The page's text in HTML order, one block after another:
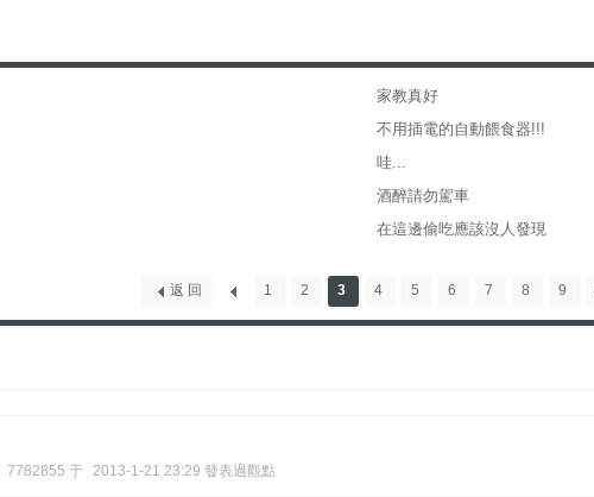
家教真好
不用插電的自動餵食器!!!
哇...
酒醉請勿駕車
在這邊偷吃應該沒人發現
1 2 3 4 5 6 7 8 9
返 回
7782855 于 2013-1-21 23:29 發表過觀點